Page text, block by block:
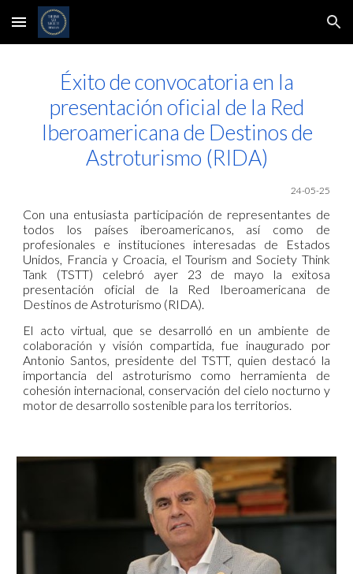
Skip to main content Skip to navigation
Éxito de convocatoria en la
presentación oficial de la Red
Iberoamericana de Destinos de
Astroturismo (RIDA)
24-05-25
Con una entusiasta participación de representantes de
todos los países iberoamericanos, así como de
profesionales e instituciones interesadas de Estados
Unidos, Francia y Croacia, el Tourism and Society Think
Tank (TSTT) celebró ayer 23 de mayo la exitosa
presentación oficial de la Red Iberoamericana de
Destinos de Astroturismo (RIDA).
El acto virtual, que se desarrolló en un ambiente de
colaboración y visión compartida, fue inaugurado por
Antonio Santos, presidente del TSTT, quien destacó la
importancia del astroturismo como herramienta de
cohesión internacional, conservación del cielo nocturno y
motor de desarrollo sostenible para los territorios.